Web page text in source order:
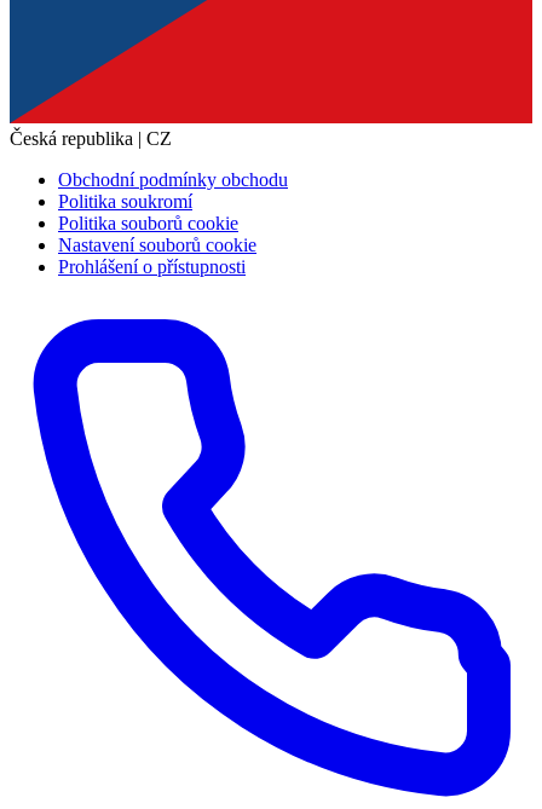
Česká republika | CZ
Obchodní podmínky obchodu
Politika soukromí
Politika souborů cookie
Nastavení souborů cookie
Prohlášení o přístupnosti